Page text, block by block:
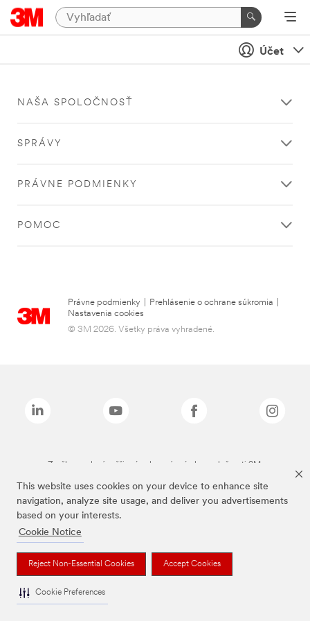
This website uses cookies on your device to enhance site
navigation, analyze site usage, and deliver you advertisements
based on your interests.
Cookie Notice
Reject Non-Essential Cookies Accept Cookies
Cookie Preferences
Účet
NAŠA SPOLOČNOSŤ
SPRÁVY
PRÁVNE PODMIENKY
POMOC
Právne podmienky Prehlásenie o ochrane súkromia
Nastavenia cookies
© 3M 2026. Všetky práva vyhradené.
Značky uvedené vyššie sú ochranné známky spoločnosti 3M.